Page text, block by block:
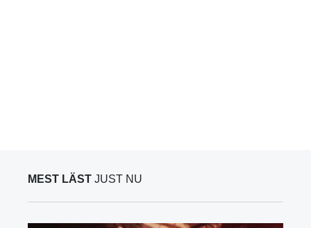
MEST LÄST JUST NU